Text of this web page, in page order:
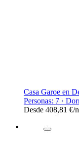
Casa Garoe en
Personas: 7 ·
Desde 408,81 €/